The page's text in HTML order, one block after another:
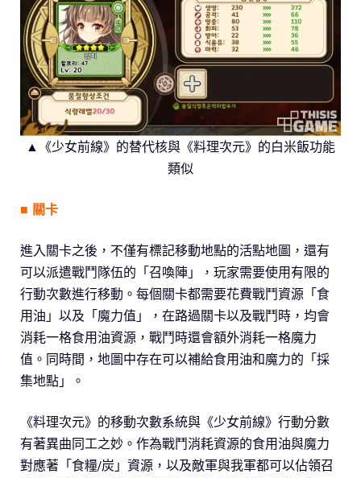
▲《少女前線》的替代核與《料理次元》的白米飯功能
類似
■ 關卡
進入關卡之後，不僅有標記移動地點的活點地圖，還有
可以派遣戰鬥隊伍的「召喚陣」，玩家需要使用有限的
行動次數進行移動。每個關卡都需要花費戰鬥資源「食
用油」以及「魔力值」，在路過關卡以及戰鬥時，均會
消耗一格食用油資源，戰鬥時還會額外消耗一格魔力
值。同時間，地圖中存在可以補給食用油和魔力的「採
集地點」。
《料理次元》的移動次數系統與《少女前線》行動分數
有著異曲同工之妙。作為戰鬥消耗資源的食用油與魔力
對應著「食糧/炭」資源，以及敵軍與我軍都可以佔領召